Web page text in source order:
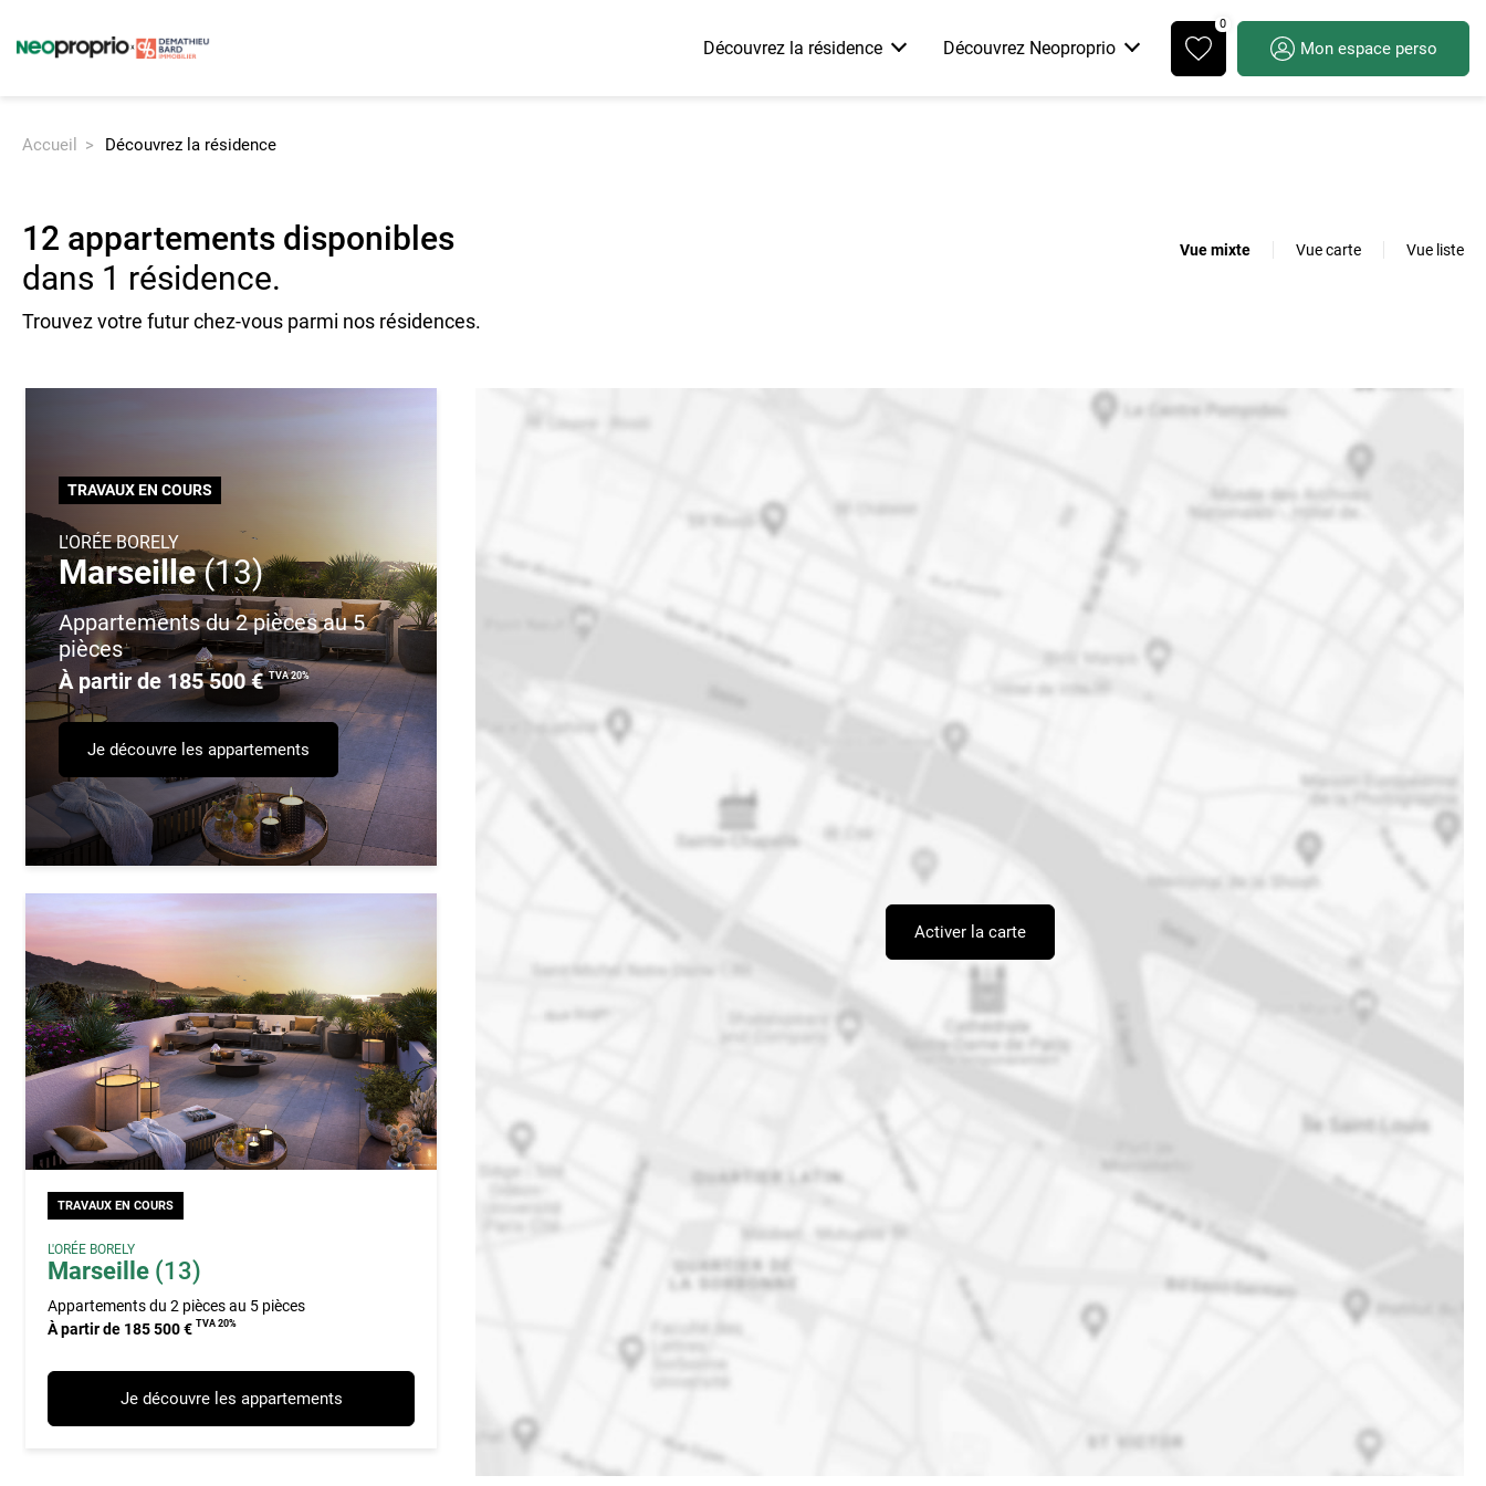
0
Mon espace perso
Découvrez la résidence
L'Orée Borely
Découvrez Neoproprio
Découvrez Neoproprio
Accueil Découvrez la résidence
12 appartements disponibles
dans 1 résidence.
Trouvez votre futur chez-vous parmi nos résidences.
Vue mixte Vue carte Vue liste
Activer la carte
TRAVAUX EN COURS
L'ORÉE BORELY
Marseille (13)
Appartements du 2 pièces au 5
pièces
À partir de 185 500 €TVA 20%
Je découvre les appartements
TRAVAUX EN COURS
L'ORÉE BORELY
Marseille (13)
Appartements du 2 pièces au 5 pièces
À partir de 185 500 € TVA 20%
Je découvre les appartements